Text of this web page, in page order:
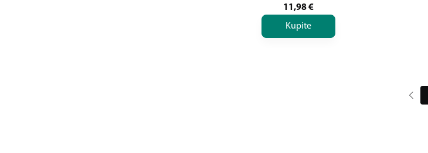
11,98€
Kupite